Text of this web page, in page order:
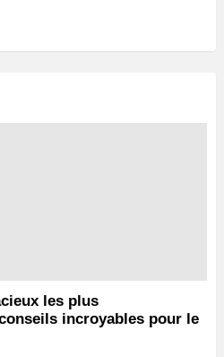
les plus
incroyables pour le